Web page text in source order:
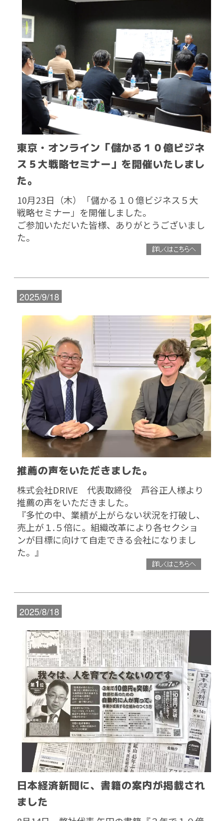
東京・オンライン「儲かる１０億ビジネ
ス５大戦略セミナー」を開催いたしまし
た。
10月23日（木）「儲かる１０億ビジネス５大
戦略セミナー」を開催しました。
ご参加いただいた皆様、ありがとうございまし
た。
2025/9/18
推薦の声をいただきました。
株式会社DRIVE 代表取締役 芦谷正人様より
推薦の声をいただきました。
『多忙の中、業績が上がらない状況を打破し、
売上が１.５倍に。組織改革により各セクショ
ンが目標に向けて自走できる会社になりまし
た。 』
2025/8/18
日本経済新聞に、書籍の案内が掲載され
ました